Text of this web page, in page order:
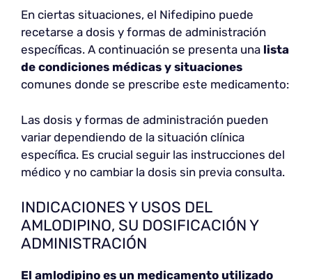
En ciertas situaciones, el Nifedipino puede
recetarse a dosis y formas de administración
específicas. A continuación se presenta una lista
de condiciones médicas y situaciones
comunes donde se prescribe este medicamento:
Las dosis y formas de administración pueden
variar dependiendo de la situación clínica
específica. Es crucial seguir las instrucciones del
médico y no cambiar la dosis sin previa consulta.
INDICACIONES Y USOS DEL
AMLODIPINO, SU DOSIFICACIÓN Y
ADMINISTRACIÓN
El amlodipino es un medicamento utilizado